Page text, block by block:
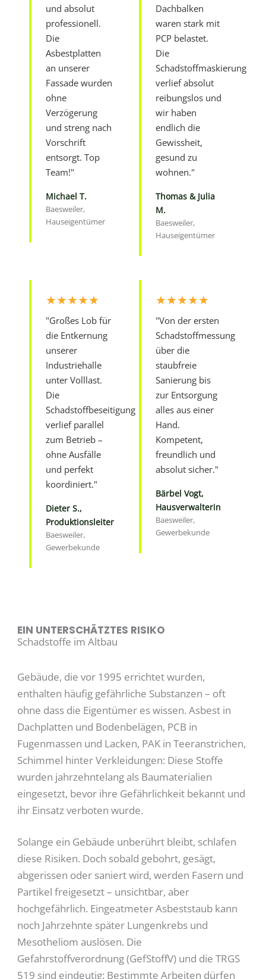
und absolut
professionell.
Die
Asbestplatten
an unserer
Fassade wurden
ohne
Verzögerung
und streng nach
Vorschrift
entsorgt. Top
Team!"
Michael T.
Baesweiler,
Hauseigentümer
Dachbalken
waren stark mit
PCP belastet.
Die
Schadstoffmaskierung
verlief absolut
reibungslos und
wir haben
endlich die
Gewissheit,
gesund zu
wohnen."
Thomas & Julia
M.
Baesweiler,
Hauseigentümer
★★★★★
"Großes Lob für
die Entkernung
unserer
Industriehalle
unter Volllast.
Die
Schadstoffbeseitigung
verlief parallel
zum Betrieb –
ohne Ausfälle
und perfekt
koordiniert."
Dieter S.,
Produktionsleiter
Baesweiler,
Gewerbekunde
★★★★★
"Von der ersten
Schadstoffmessung
über die
staubfreie
Sanierung bis
zur Entsorgung
alles aus einer
Hand.
Kompetent,
freundlich und
absolut sicher."
Bärbel Vogt,
Hausverwalterin
Baesweiler,
Gewerbekunde
EIN UNTERSCHÄTZTES RISIKO
Schadstoffe im Altbau
Gebäude, die vor 1995 errichtet wurden,
enthalten häufig gefährliche Substanzen – oft
ohne dass die Eigentümer es wissen. Asbest in
Dachplatten und Bodenbelägen, PCB in
Fugenmassen und Lacken, PAK in Teeranstrichen,
Schimmel hinter Verkleidungen: Diese Stoffe
wurden jahrzehntelang als Baumaterialien
eingesetzt, bevor ihre Gefährlichkeit bekannt und
ihr Einsatz verboten wurde.
Solange ein Gebäude unberührt bleibt, schlafen
diese Risiken. Doch sobald gebohrt, gesägt,
abgerissen oder saniert wird, werden Fasern und
Partikel freigesetzt – unsichtbar, aber
hochgefährlich. Eingeatmeter Asbeststaub kann
noch Jahrzehnte später Lungenkrebs und
Mesotheliom auslösen. Die
Gefahrstoffverordnung (GefStoffV) und die TRGS
519 sind eindeutig: Bestimmte Arbeiten dürfen